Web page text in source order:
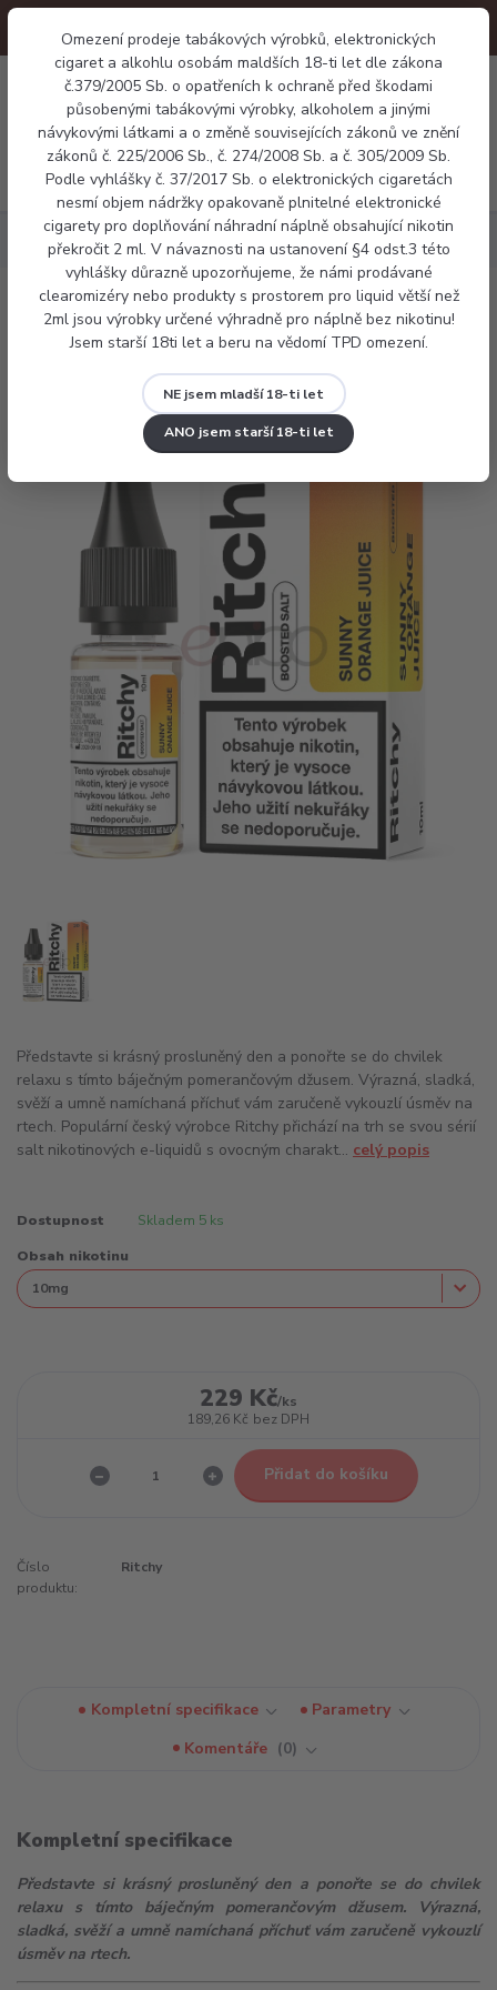
Omezení prodeje tabákových výrobků, elektronických
cigaret a alkohlu osobám maldších 18-ti let dle zákona
č.379/2005 Sb. o opatřeních k ochraně před škodami
působenými tabákovými výrobky, alkoholem a jinými
návykovými látkami a o změně souvisejících zákonů ve znění
zákonů č. 225/2006 Sb., č. 274/2008 Sb. a č. 305/2009 Sb.
Podle vyhlášky č. 37/2017 Sb. o elektronických cigaretách
nesmí objem nádržky opakovaně plnitelné elektronické
cigarety pro doplňování náhradní náplně obsahující nikotin
překročit 2 ml. V návaznosti na ustanovení §4 odst.3 této
vyhlášky důrazně upozorňujeme, že námi prodávané
clearomizéry nebo produkty s prostorem pro liquid větší než
2ml jsou výrobky určené výhradně pro náplně bez nikotinu!
Jsem starší 18ti let a beru na vědomí TPD omezení.
NE jsem mladší 18-ti let
ANO jsem starší 18-ti let
Menu
0 Kč
Náplně Ritchy salt - Sunny Orange Juice
Ritchy salt - Sunny Orange Juice
Představte si krásný prosluněný den a ponořte se do chvilek
relaxu s tímto báječným pomerančovým džusem. Výrazná, sladká,
svěží a umně namíchaná příchuť vám zaručeně vykouzlí úsměv na
rtech. Populární český výrobce Ritchy přichází na trh se svou sérií
salt nikotinových e-liquidů s ovocným charakt... celý popis
Dostupnost Skladem 5 ks
Obsah nikotinu
229 Kč/ks
189,26 Kč bez DPH
Přidat do košíku
Číslo
produktu:
Ritchy
Kompletní specifikace
Parametry
Komentáře
0
Kompletní specifikace
Představte si krásný prosluněný den a ponořte se do chvilek
relaxu s tímto báječným pomerančovým džusem. Výrazná,
sladká, svěží a umně namíchaná příchuť vám zaručeně vykouzlí
úsměv na rtech.